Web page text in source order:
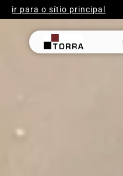
ir para o sítio principal